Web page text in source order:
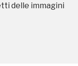
delle immagini